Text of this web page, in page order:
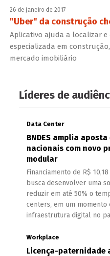
26 de janeiro de 2017
"Uber" da construção
Aplicativo ajuda a localizar
especializada em
mercado imobiliário
Líderes de
Data Center
BNDES amplia
nacionais com novo
modular
Financiamento de R$
busca desenvolver uma
reduzir em até 50% o
centers, em um momento
infraestrutura digital no
Workplace
Licença-paternidade